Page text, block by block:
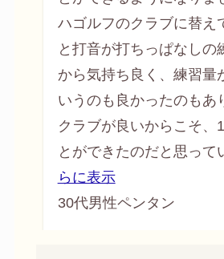
ハゴルフのクラブに替え
と打音が打ちっぱなしの
から気持ち良く、練習量
いうのも良かったのもあ
クラブが良いからこそ、
とができたのだと思って
らに表示
30代男性ペンタン